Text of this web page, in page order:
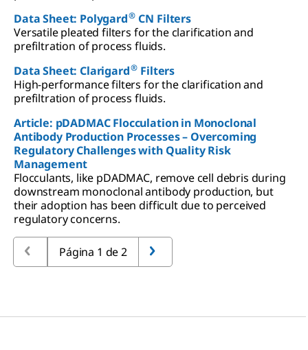
Data Sheet: Polygard® CN Filters
Versatile pleated filters for the clarification and
prefiltration of process fluids.
Data Sheet: Clarigard® Filters
High-performance filters for the clarification and
prefiltration of process fluids.
Article: pDADMAC Flocculation in Monoclonal
Antibody Production Processes – Overcoming
Regulatory Challenges with Quality Risk
Management
Flocculants, like pDADMAC, remove cell debris during
downstream monoclonal antibody production, but
their adoption has been difficult due to perceived
regulatory concerns.
Página 1 de 2